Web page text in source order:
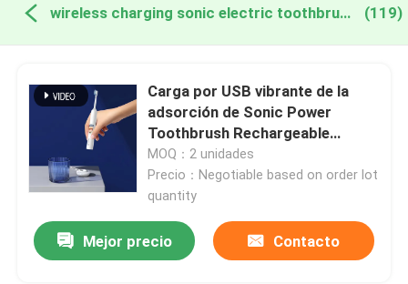
wireless charging sonic electric toothbrush fabricación en línea (119)
Carga por USB vibrante de la
adsorción de Sonic Power
Toothbrush Rechargeable
Magnetic
MOQ：2 unidades
Precio：Negotiable based on order lot
quantity
Mejor precio Contacto